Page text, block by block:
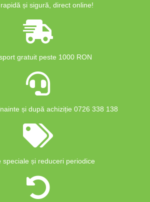
și sigură, direct online!
gratuit peste 1000 RON
și după achiziție 0726 338 138
speciale și reduceri periodice